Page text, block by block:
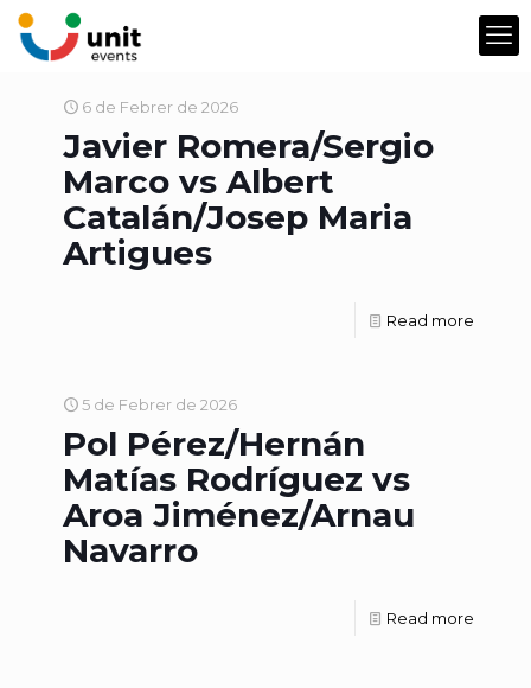
6 de Febrer de 2026
Javier Romera/Sergio
Marco vs Albert
Catalán/Josep Maria
Artigues
Read more
5 de Febrer de 2026
Pol Pérez/Hernán
Matías Rodríguez vs
Aroa Jiménez/Arnau
Navarro
Read more